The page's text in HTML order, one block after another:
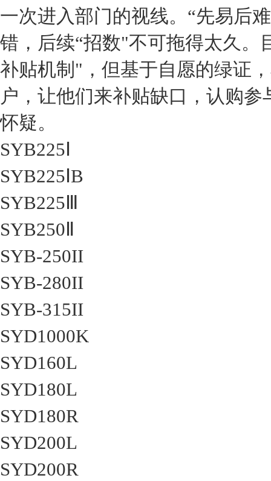
一次进入部门的视线。“先易后
错，后续“招数"不可拖得太久。
补贴机制"，但基于自愿的绿证
户，让他们来补贴缺口，认购
怀疑。
SYB225Ⅰ
SYB225ⅠB
SYB225Ⅲ
SYB250Ⅱ
SYB-250II
SYB-280II
SYB-315II
SYD1000K
SYD160L
SYD180L
SYD180R
SYD200L
SYD200R